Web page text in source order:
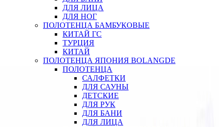
ДЛЯ ЛИЦА
ДЛЯ НОГ
ПОЛОТЕНЦА БАМБУКОВЫЕ
КИТАЙ ГС
ТУРЦИЯ
КИТАЙ
ПОЛОТЕНЦА ЯПОНИЯ BOLANGDE
ПОЛОТЕНЦА
САЛФЕТКИ
ДЛЯ САУНЫ
ДЕТСКИЕ
ДЛЯ РУК
ДЛЯ БАНИ
ДЛЯ ЛИЦА